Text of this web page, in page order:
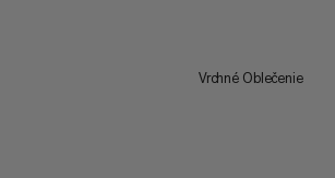
Vrchné Oblečenie